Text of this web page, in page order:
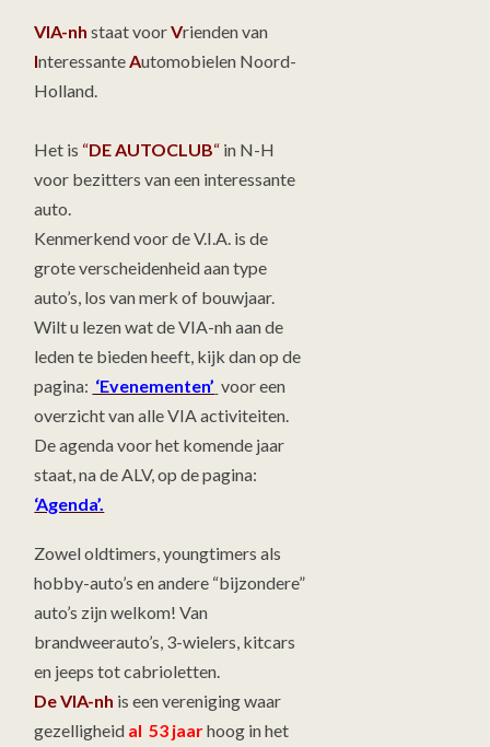
VIA-nh staat voorVrienden van
InteressanteAutomobielen Noord-
Holland.
Het is “DE AUTOCLUB“ in N-H
voor bezitters van een interessante
auto.
Kenmerkend voor de V.I.A. is de
grote verscheidenheid aan type
auto’s, los van merk of bouwjaar.
Wilt u lezen wat de VIA-nh aan de
leden te bieden heeft, kijk dan op de
pagina: ‘Evenementen’ voor een
overzicht van alle VIA activiteiten.
De agenda voor het komende jaar
staat, na de ALV, op de pagina:
‘Agenda’.
Zowel oldtimers, youngtimers als
hobby-auto’s en andere “bijzondere”
auto’s zijn welkom! Van
brandweerauto’s, 3-wielers, kitcars
en jeeps tot cabrioletten.
De VIA-nh is een vereniging waar
gezelligheid al 53 jaarhoog in het